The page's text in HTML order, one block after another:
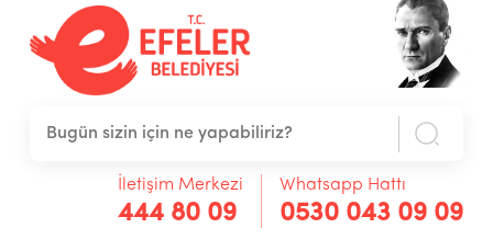
İletişim Merkezi
444 80 09
Whatsapp Hattı
0530 043 09 09